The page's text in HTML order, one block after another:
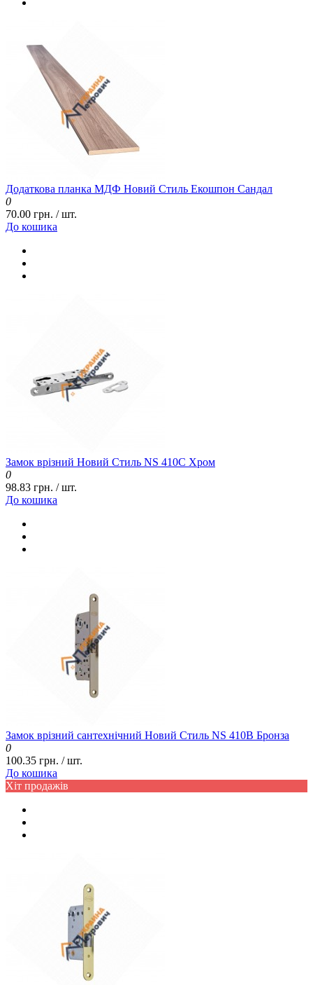
Додаткова планка МДФ Новий Стиль Екошпон Сандал
0
70.00 грн. / шт.
До кошика
Замок врізний Новий Стиль NS 410С Хром
0
98.83 грн. / шт.
До кошика
Замок врізний сантехнічний Новий Стиль NS 410B Бронза
0
100.35 грн. / шт.
До кошика
Хіт продажів